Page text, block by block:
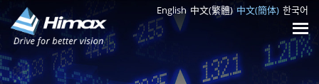
English 中文(繁體) 中文(簡体) 한국어